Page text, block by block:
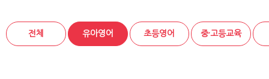
전체 유아영어 초등영어 중·고등교육